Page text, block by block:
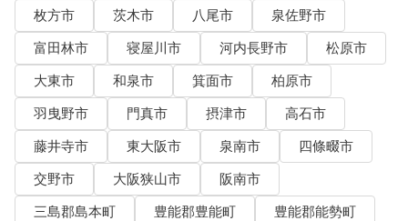
枚方市
茨木市 八尾市
泉佐野市
富田林市
寝屋川市 河内長野市
松原市
大東市
和泉市 箕面市
柏原市
羽曳野市
門真市 摂津市
高石市
藤井寺市
東大阪市 泉南市
四條畷市
交野市
大阪狭山市
阪南市
三島郡島本町
豊能郡豊能町
豊能郡能勢町